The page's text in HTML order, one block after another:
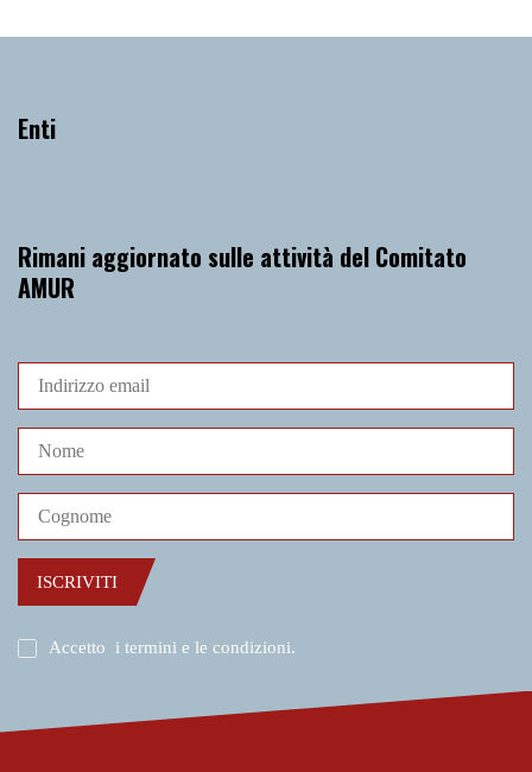
Enti
Rimani aggiornato sulle attività del Comitato
AMUR
ISCRIVITI
Accetto i termini e le condizioni.